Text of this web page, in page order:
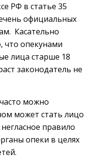
РФ в статье 35
официальных
Касательно
что опекунами
лица старше 18
законодатель не
можно
может стать лицо
правило
опеки в целях